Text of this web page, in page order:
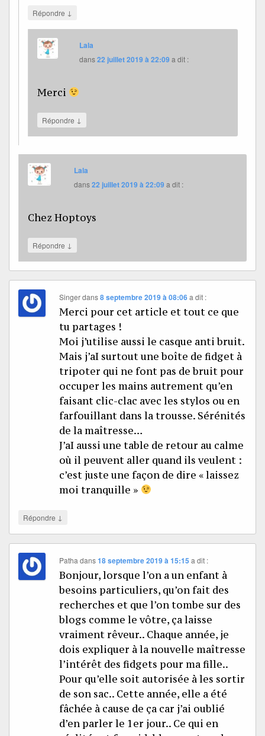
Répondre ↓
Lala
dans22 juillet 2019 à 22:09 a dit :
Merci
Répondre ↓
Lala
dans22 juillet 2019 à 22:09 a dit :
Chez Hoptoys
Répondre ↓
Singerdans8 septembre 2019 à 08:06 a dit :
Merci pour cet article et tout ce que
tu partages !
Moi j’utilise aussi le casque anti bruit.
Mais j’aI surtout une boîte de fidget à
tripoter qui ne font pas de bruit pour
occuper les mains autrement qu’en
faisant clic-clac avec les stylos ou en
farfouillant dans la trousse. Sérénités
de la maîtresse…
J’aI aussi une table de retour au calme
où il peuvent aller quand ils veulent :
c’est juste une façon de dire « laissez
moi tranquille »
Répondre ↓
Patha dans18 septembre 2019 à 15:15 a dit :
Bonjour, lorsque l’on a un enfant à
besoins particuliers, qu’on fait des
recherches et que l’on tombe sur des
blogs comme le vôtre, ça laisse
vraiment rêveur.. Chaque année, je
dois expliquer à la nouvelle maîtresse
l’intérêt des fidgets pour ma fille..
Pour qu’elle soit autorisée à les sortir
de son sac.. Cette année, elle a été
fâchée à cause de ça car j’ai oublié
d’en parler le 1er jour.. Ce qui en